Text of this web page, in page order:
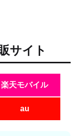
サイト
楽天モバイル
au